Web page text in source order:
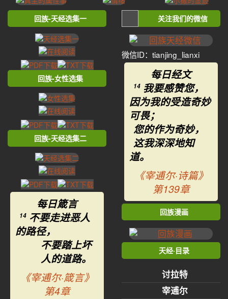
回族-天经选集一
回族-女性选集
回族-天经选集二
每日箴言
14 不要走进恶人
的路径，
不要踏上坏
人的道路。
《宰逋尔·箴言》
第4章
关注我们的微信
微信ID：tianjing_lianxi
每日经文
14 我要感赞您，
因为我的受造奇妙
可畏；
您的作为奇妙，
这我深深地知
道。
《宰逋尔·诗篇》
第139章
回族漫画
天经·目录
讨拉特
宰逋尔